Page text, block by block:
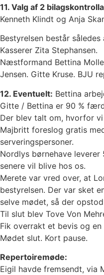
11. Valg af 2
Kenneth Klindt og Anja
Bestyrelsen består
Kasserer Zita Stephansen.
Næstformand Bettina
Jensen. Gitte Kruse. BJU
12. Eventuelt: Bettina
Gitte / Bettina er 90 %
Der blev talt om, hvorfor
Majbritt foreslog gratis
serveringspersoner.
Nordlys børnehave
senere vil blive hos os.
Merete var vred over, at
bestyrelsen. Der var sket
selve mødet, så der
Til slut blev Tove Von
Fik overrakt et bevis og
Mødet slut. Kort pause.
Repertoiremøde:
Eigil havde fremsendt, via